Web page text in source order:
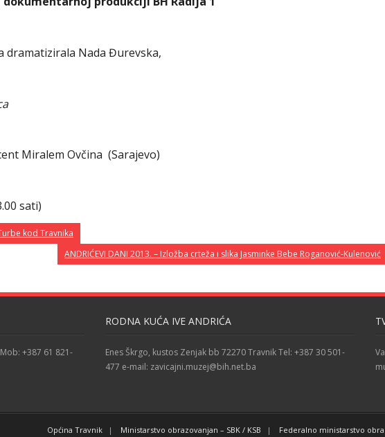
dramatizirala Nada Đurevska,
Miralem Ovčina (Sarajevo)
sati)
kod Travnika
ANDRIĆEVI DANI 2013. – Izložba crteža i slika Jasminke Bebe Roganović-Kulenović
+387 61 821-
RODNA KUĆA IVE ANDRIĆA
Enes Škrgo, kustos Zenjak bb 72270 Travnik Tel: +387 30 501-
477 e-mail: zavicajni.muzej@bih.net.ba
Općina Travnik Ministarstvo obrazovanjan – SBK / KSB Federalno ministarstvo